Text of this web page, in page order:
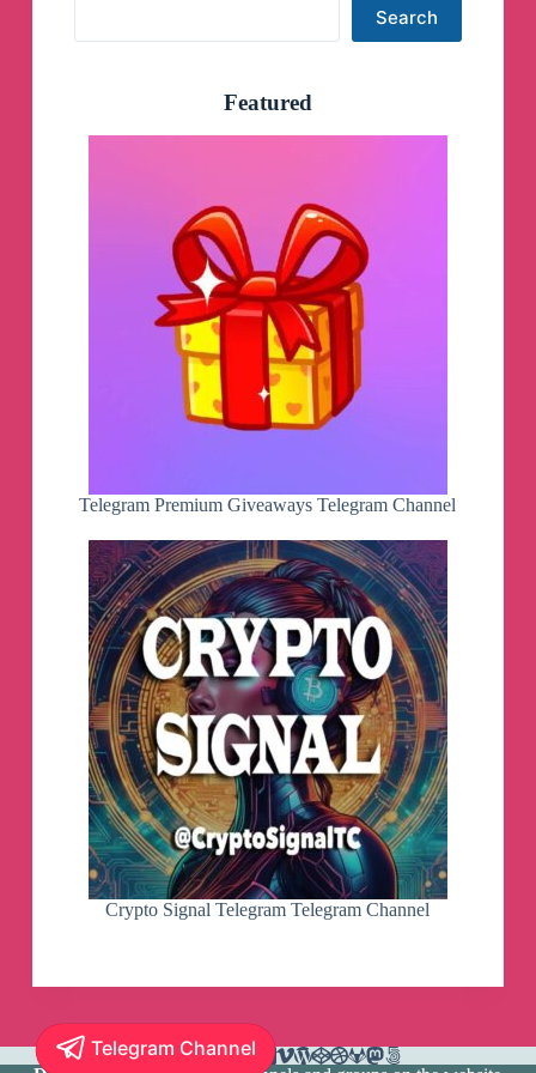
Search
Featured
Telegram Premium Giveaways Telegram Channel
Crypto Signal Telegram Telegram Channel
Telegram Channel